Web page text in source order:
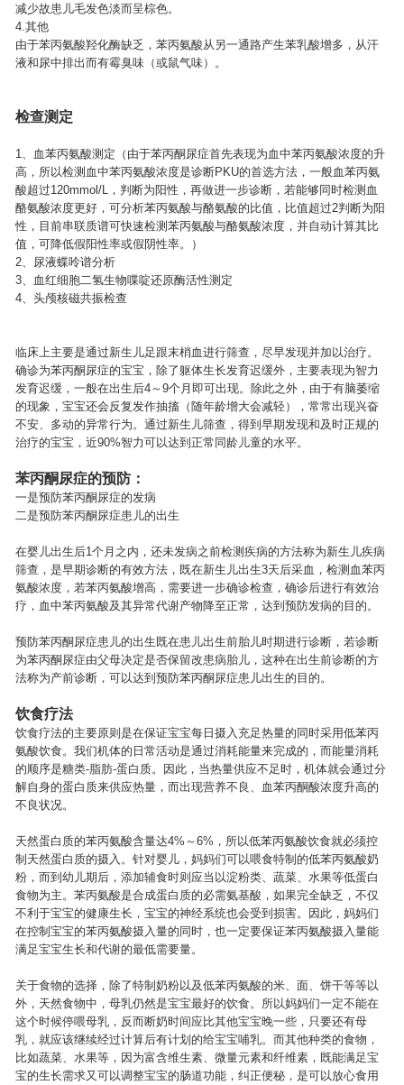
减少故患儿毛发色淡而呈棕色。
4.其他
由于苯丙氨酸羟化酶缺乏，苯丙氨酸从另一通路产生苯乳酸增多，从汗
液和尿中排出而有霉臭味（或鼠气味）。
检查测定
1、血苯丙氨酸测定（由于苯丙酮尿症首先表现为血中苯丙氨酸浓度的升
高，所以检测血中苯丙氨酸浓度是诊断PKU的首选方法，一般血苯丙氨
酸超过120mmol/L，判断为阳性，再做进一步诊断，若能够同时检测血
酪氨酸浓度更好，可分析苯丙氨酸与酪氨酸的比值，比值超过2判断为阳
性，目前串联质谱可快速检测苯丙氨酸与酪氨酸浓度，并自动计算其比
值，可降低假阳性率或假阴性率。）
2、尿液蝶呤谱分析
3、血红细胞二氢生物喋啶还原酶活性测定
4、头颅核磁共振检查
临床上主要是通过新生儿足跟末梢血进行筛查，尽早发现并加以治疗。
确诊为苯丙酮尿症的宝宝，除了躯体生长发育迟缓外，主要表现为智力
发育迟缓，一般在出生后4～9个月即可出现。除此之外，由于有脑萎缩
的现象，宝宝还会反复发作抽搐（随年龄增大会减轻），常常出现兴奋
不安、多动的异常行为。通过新生儿筛查，得到早期发现和及时正规的
治疗的宝宝，近90%智力可以达到正常同龄儿童的水平。
苯丙酮尿症的预防：
一是预防苯丙酮尿症的发病
二是预防苯丙酮尿症患儿的出生
在婴儿出生后1个月之内，还未发病之前检测疾病的方法称为新生儿疾病
筛查，是早期诊断的有效方法，既在新生儿出生3天后采血，检测血苯丙
氨酸浓度，若苯丙氨酸增高，需要进一步确诊检查，确诊后进行有效治
疗，血中苯丙氨酸及其异常代谢产物降至正常，达到预防发病的目的。
预防苯丙酮尿症患儿的出生既在患儿出生前胎儿时期进行诊断，若诊断
为苯丙酮尿症由父母决定是否保留改患病胎儿，这种在出生前诊断的方
法称为产前诊断，可以达到预防苯丙酮尿症患儿出生的目的。
饮食疗法
饮食疗法的主要原则是在保证宝宝每日摄入充足热量的同时采用低苯丙
氨酸饮食。我们机体的日常活动是通过消耗能量来完成的，而能量消耗
的顺序是糖类-脂肪-蛋白质。因此，当热量供应不足时，机体就会通过分
解自身的蛋白质来供应热量，而出现营养不良、血苯丙酮酸浓度升高的
不良状况。
天然蛋白质的苯丙氨酸含量达4%～6%，所以低苯丙氨酸饮食就必须控
制天然蛋白质的摄入。针对婴儿，妈妈们可以喂食特制的低苯丙氨酸奶
粉，而到幼儿期后，添加辅食时则应当以淀粉类、蔬菜、水果等低蛋白
食物为主。苯丙氨酸是合成蛋白质的必需氨基酸，如果完全缺乏，不仅
不利于宝宝的健康生长，宝宝的神经系统也会受到损害。因此，妈妈们
在控制宝宝的苯丙氨酸摄入量的同时，也一定要保证苯丙氨酸摄入量能
满足宝宝生长和代谢的最低需要量。
关于食物的选择，除了特制奶粉以及低苯丙氨酸的米、面、饼干等等以
外，天然食物中，母乳仍然是宝宝最好的饮食。所以妈妈们一定不能在
这个时候停喂母乳，反而断奶时间应比其他宝宝晚一些，只要还有母
乳，就应该继续经过计算后有计划的给宝宝哺乳。而其他种类的食物，
比如蔬菜、水果等，因为富含维生素、微量元素和纤维素，既能满足宝
宝的生长需求又可以调整宝宝的肠道功能，纠正便秘，是可以放心食用